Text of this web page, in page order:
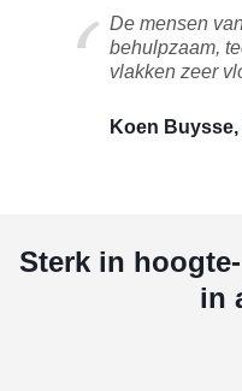
De mensen
behulpzaam,
vlakken zeer
Koen
Sterk in
in